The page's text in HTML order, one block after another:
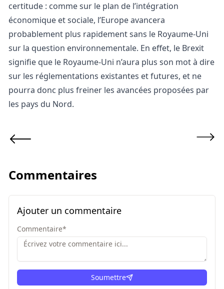
certitude : comme sur le plan de l’intégration
économique et sociale, l’Europe avancera
probablement plus rapidement sans le Royaume-Uni
sur la question environnementale. En effet, le Brexit
signifie que le Royaume-Uni n’aura plus son mot à dire
sur les réglementations existantes et futures, et ne
pourra donc plus freiner les avancées proposées par
les pays du Nord.
Commentaires
Ajouter un commentaire
Commentaire*
Soumettre